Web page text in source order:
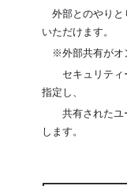
外部とのやりと
いただけます。
※外部共有がオ
セキュリティ
指定し、
共有されたユ
します。